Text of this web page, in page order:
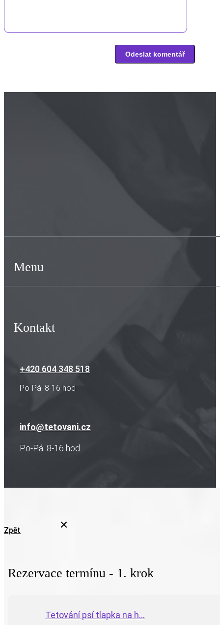
Menu
Kontakt
+420 604 348 518
Po-Pá: 8-16 hod
info@tetovani.cz
Po-Pá: 8-16 hod
Zpět
Rezervace termínu - 1. krok
Tetování psí tlapka na h...